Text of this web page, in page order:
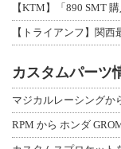
【KTM】「890 SMT
カスタムパーツ